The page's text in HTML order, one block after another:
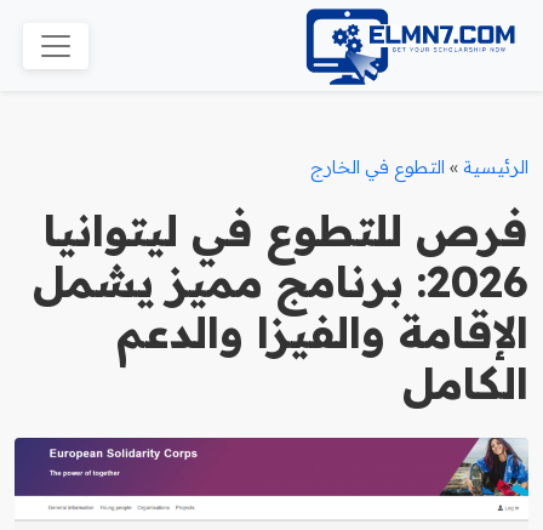
الرئيسية » التطوع في الخارج
فرص للتطوع في ليتوانيا
2026: برنامج مميز يشمل
الإقامة والفيزا والدعم
الكامل